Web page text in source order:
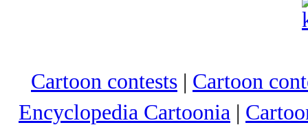
Cartoon contests | Cartoon
Encyclopedia Cartoonia |